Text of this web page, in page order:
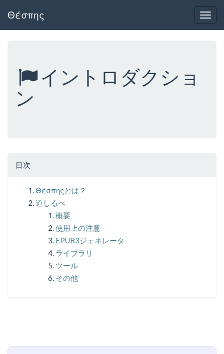
Θέσπης
イントロダクショ
ン
目次
Θέσπηςとは？
道しるべ
概要
使用上の注意
EPUB3ジェネレータ
ライブラリ
ツール
その他